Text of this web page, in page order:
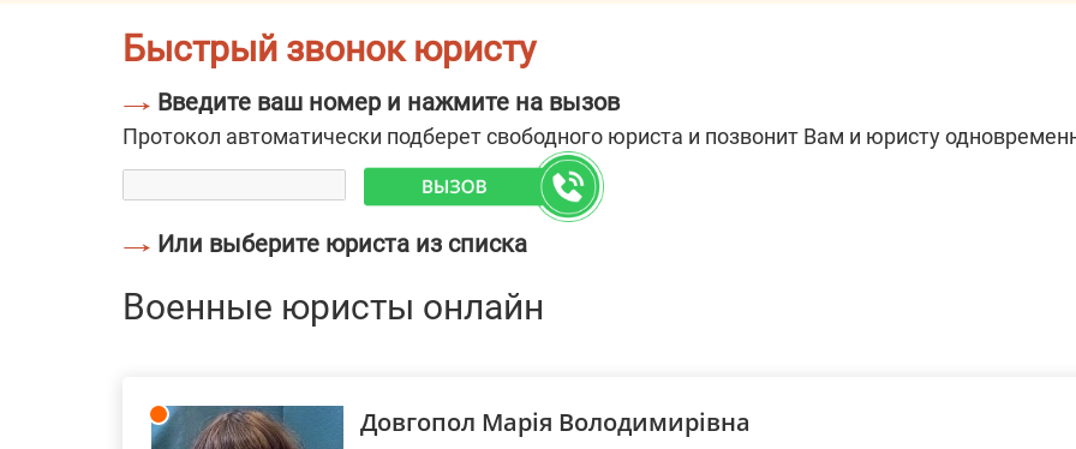
Быстрый звонок юристу
→ Введите ваш номер и нажмите на вызов
Протокол автоматически подберет свободного юриста и позвонит Вам и юристу
→ Или выберите юриста из списка
Военные юристы онлайн
Довгопол Марія Володимирівна